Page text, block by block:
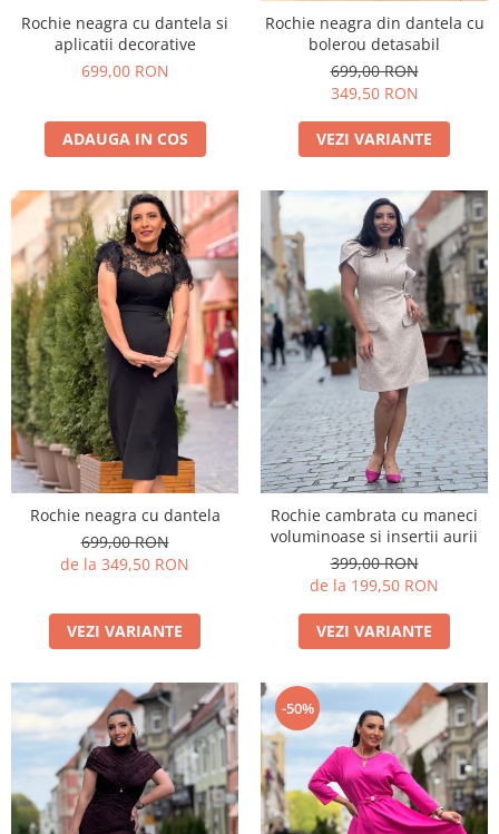
Rochie neagra cu dantela si
aplicatii decorative
699,00 RON
ADAUGA IN COS
Rochie neagra din dantela cu
bolerou detasabil
699,00 RON
349,50 RON
VEZI VARIANTE
Rochie neagra cu dantela
699,00 RON
de la 349,50 RON
VEZI VARIANTE
Rochie cambrata cu maneci
voluminoase si insertii aurii
399,00 RON
de la 199,50 RON
VEZI VARIANTE
-50%